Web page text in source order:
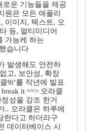
로운 기능들을 제공
원은 모든 애플리
이미지, 텍스트, 오
등, 멀티미디어
가능케 하는
습니다
발생해도 안전하
고, 보안성, 확장
9i’를 작년에 발표
it ==> 오라클
성을 강조 한거
.. 오라클은 하루에
한다고 하더라구
데이터베이스 시